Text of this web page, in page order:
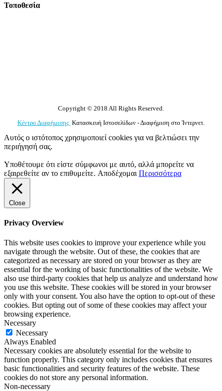
Τοποθεσία
Copyright © 2018 All Rights Reserved.
Κέντρο Διαφήμισης Κατασκευή Ιστοσελίδων - Διαφήμιση στο Ίντερνετ.
Αυτός ο ιστότοπος χρησιμοποιεί cookies για να βελτιώσει την
περιήγησή σας.
Υποθέτουμε ότι είστε σύμφωνοι με αυτό, αλλά μπορείτε να
εξαιρεθείτε αν το επιθυμείτε. Αποδέχομαι Περισσότερα
Close
Privacy Overview
This website uses cookies to improve your experience while you
navigate through the website. Out of these, the cookies that are
categorized as necessary are stored on your browser as they are
essential for the working of basic functionalities of the website. We
also use third-party cookies that help us analyze and understand how
you use this website. These cookies will be stored in your browser
only with your consent. You also have the option to opt-out of these
cookies. But opting out of some of these cookies may affect your
browsing experience.
Necessary
Necessary
Always Enabled
Necessary cookies are absolutely essential for the website to
function properly. This category only includes cookies that ensures
basic functionalities and security features of the website. These
cookies do not store any personal information.
Non-necessary